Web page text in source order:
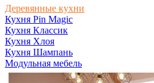
Деревянные кухни
Кухня Pin Magic
Кухня Классик
Кухня Хлоя
Кухня Шампань
Модульная мебель